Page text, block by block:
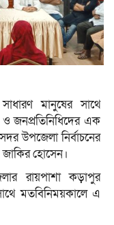
মানুষের সাথে
ও জনপ্রতিনিধিদের এক
উপজেলা নির্বাচনের
জাকির হোসেন।
রায়পাশা কড়াপুর
মতবিনিময়কালে এ